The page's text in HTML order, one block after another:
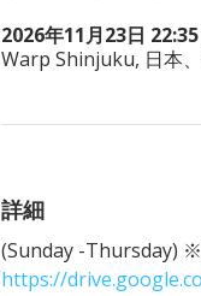
2026年11月23日
Warp Shinjuku, 日本
詳細
(Sunday -Thursday)
https://